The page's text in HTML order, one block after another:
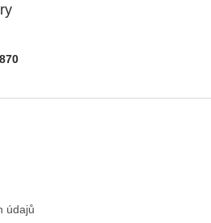
údajů